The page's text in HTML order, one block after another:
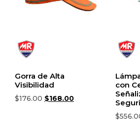
Gorra de Alta
Visibilidad
$176.00 $168.00
con
$